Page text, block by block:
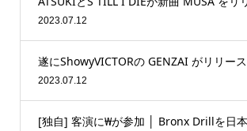
2023.07.12
遂にShowyVICTORの GENZAI がリリース
2023.07.12
[独自] 客演に₩が参加 │ Bronx Drillを日本